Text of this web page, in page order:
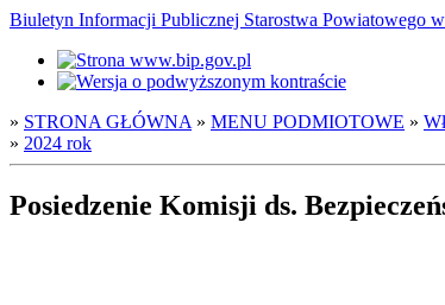
Biuletyn Informacji Publicznej Starostwa Powiatowego
» STRONA GŁÓWNA » MENU PODMIOTOWE »
» 2024 rok
Posiedzenie Komisji ds.